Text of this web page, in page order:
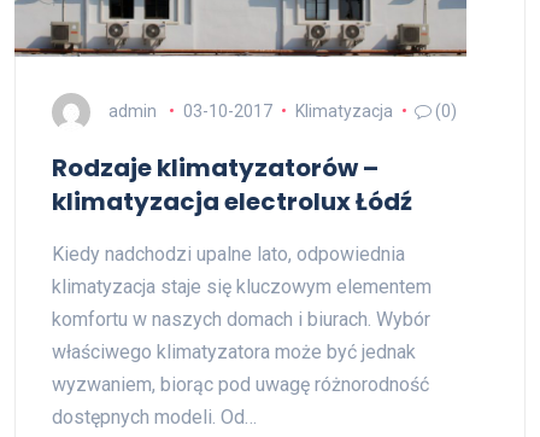
admin 03-10-2017 Klimatyzacja (0)
Rodzaje klimatyzatorów –
klimatyzacja electrolux Łódź
Kiedy nadchodzi upalne lato, odpowiednia
klimatyzacja staje się kluczowym elementem
komfortu w naszych domach i biurach. Wybór
właściwego klimatyzatora może być jednak
wyzwaniem, biorąc pod uwagę różnorodność
dostępnych modeli. Od…